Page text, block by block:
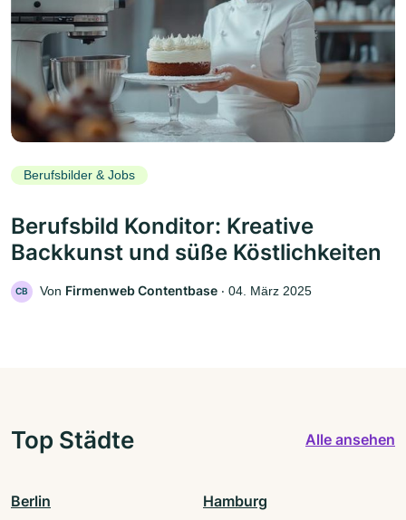
Berufsbilder & Jobs
Berufsbild Konditor: Kreative
Backkunst und süße Köstlichkeiten
CB Von Firmenweb Contentbase ‧ 04. März 2025
Top Städte Alle ansehen
Berlin Hamburg